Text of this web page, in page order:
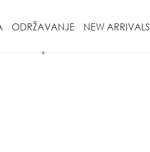
ODRŽAVANJE NEW ARRIVALS